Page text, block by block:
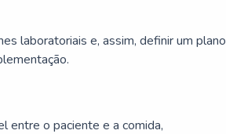
laboratoriais e, assim, definir um plano
entre o paciente e a comida,